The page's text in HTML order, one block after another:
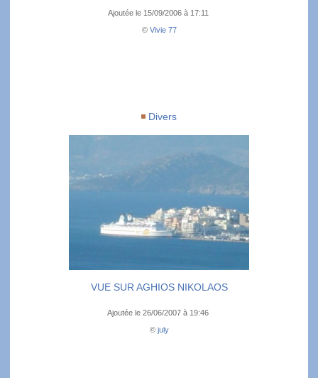
Ajoutée le 15/09/2006 à 17:11
© Vivie 77
Divers
VUE SUR AGHIOS NIKOLAOS
Ajoutée le 26/06/2007 à 19:46
© july